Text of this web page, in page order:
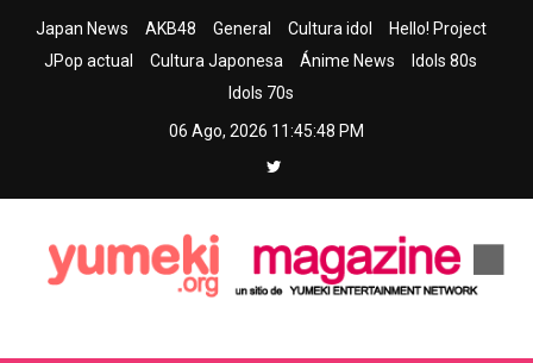
Japan News AKB48 General Cultura idol
Hello! Project
JPop actual
Cultura Japonesa Ánime News
Idols 80s
Idols 70s
06 Ago, 2026 11:45:49 PM